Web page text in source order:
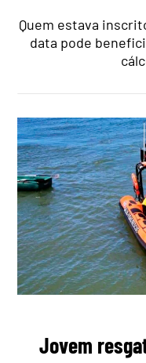
Quem estava
data pode
Jovem